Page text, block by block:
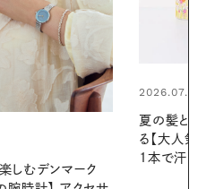
イシャンプー】 この
2026.06.01
真夏に向け
やりジェルと
地よくうるお